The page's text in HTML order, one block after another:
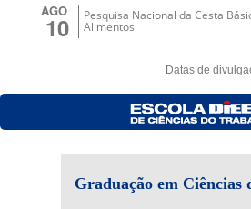
AGO
10 Pesquisa Nacional da Cesta
Alimentos
Datas de
Graduação em Ciências